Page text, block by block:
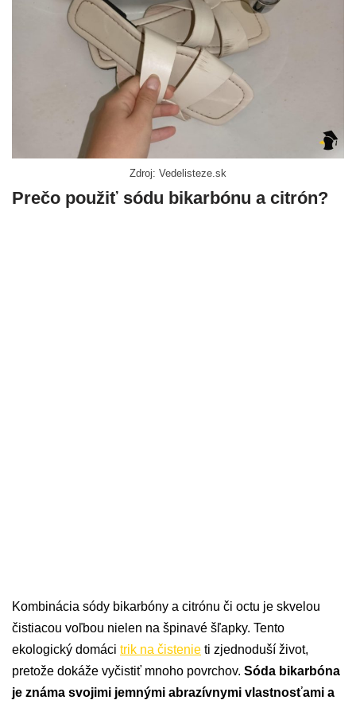
Zdroj: Vedelisteze.sk
Prečo použiť sódu bikarbónu a citrón?
Kombinácia sódy bikarbóny a citrónu či octu je skvelou
čistiacou voľbou nielen na špinavé šľapky. Tento
ekologický domáci trik na čistenie ti zjednoduší život,
pretože dokáže vyčistiť mnoho povrchov. Sóda bikarbóna
je známa svojimi jemnými abrazívnymi vlastnosťami a